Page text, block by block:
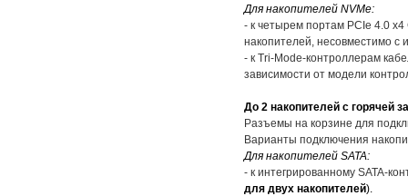
Для накопителей NVMe:
- к четырем портам PCIe 4.0
накопителей, несовместимо с
- к Tri-Mode-контроллерам
зависимости от модели
До 2 накопителей с горячей
Разъемы на корзине для
Варианты подключения
Для накопителей SATA:
- к интегрированному SATA-
для двух накопителей).